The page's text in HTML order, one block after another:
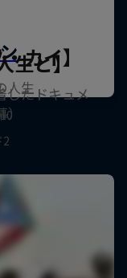
カイ】
人生
生と】
したドキュメ
2